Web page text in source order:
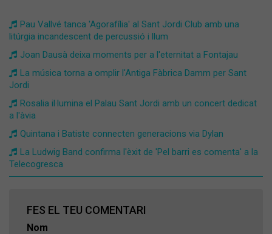
Pau Vallvé tanca 'Agorafília' al Sant Jordi Club amb una
litúrgia incandescent de percussió i llum
Joan Dausà deixa moments per a l'eternitat a Fontajau
La música torna a omplir l'Antiga Fàbrica Damm per Sant
Jordi
Rosalia il·lumina el Palau Sant Jordi amb un concert dedicat
a l'àvia
Quintana i Batiste connecten generacions via Dylan
La Ludwig Band confirma l'èxit de 'Pel barri es comenta' a la
Telecogresca
FES EL TEU COMENTARI
Nom